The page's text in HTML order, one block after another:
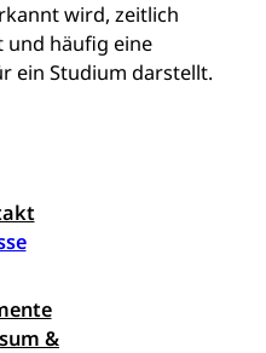
wird, zeitlich
und häufig eine
ein Studium darstellt.
&